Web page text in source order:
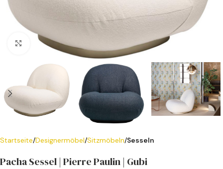
Klicken zu vergrößern
Startseite Designermöbel Sitzmöbeln Sesseln
Pacha Sessel | Pierre Paulin | Gubi